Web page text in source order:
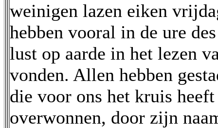
weinigen lazen eiken
hebben vooral in de ure
lust op aarde in het lezen
vonden. Allen hebben
die voor ons het kruis
overwonnen, door zijn